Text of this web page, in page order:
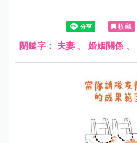
收藏
關鍵字： 夫妻 、 婚姻關係 、